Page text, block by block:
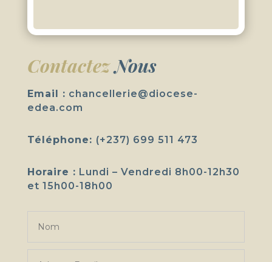
ContactezNous
Email : chancellerie@diocese-
edea.com
Téléphone: (+237) 699 511 473
Horaire : Lundi – Vendredi 8h00-12h30
et 15h00-18h00